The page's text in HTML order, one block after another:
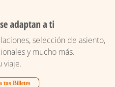
adaptan a ti
selección de asiento,
y mucho más.
viaje.
tus Billetes